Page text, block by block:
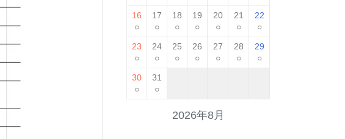
2026年8月
16
○
17
○
18
○
19
○
20
○
21
○
22
○
23
○
24
○
25
○
26
○
27
○
28
○
29
○
30
○
31
○